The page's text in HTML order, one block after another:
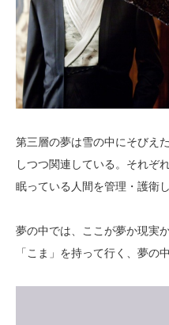
第三層の夢は雪の中にそびえ
しつつ関連している。それぞ
眠っている人間を管理・護衛し
夢の中では、ここが夢か現実
「こま」を持って行く、夢の